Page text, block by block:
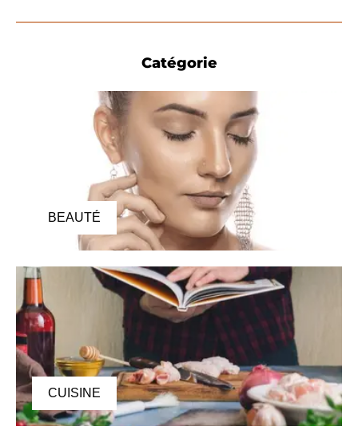
Catégorie
BEAUTÉ
CUISINE